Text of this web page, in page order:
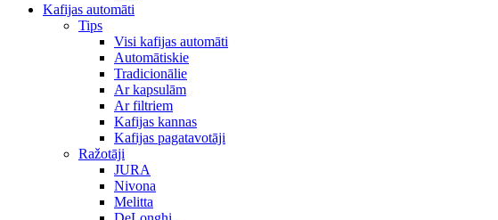
Kafijas automāti
Tips
Visi kafijas automāti
Automātiskie
Tradicionālie
Ar kapsulām
Ar filtriem
Kafijas kannas
Kafijas pagatavotāji
Ražotāji
JURA
Nivona
Melitta